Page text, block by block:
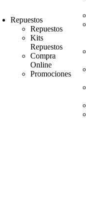
Repuestos
Repuestos
Kits
Repuestos
Compra
Online
Promociones